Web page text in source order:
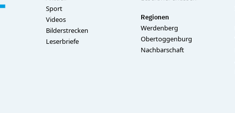
Sport
Videos
Bilderstrecken
Leserbriefe
Regionen
Werdenberg
Obertoggenburg
Nachbarschaft